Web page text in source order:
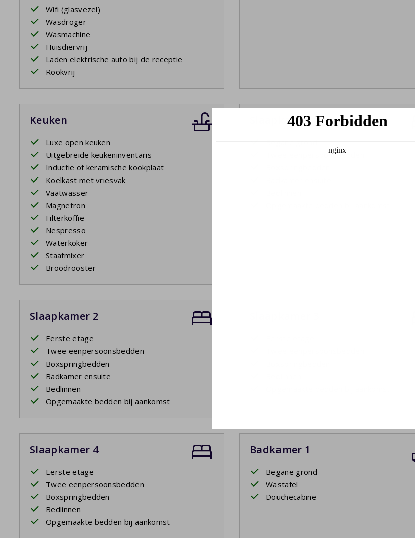
Wifi (glasvezel)
Wasdroger
Wasmachine
Huisdiervrij
Laden elektrische auto bij de receptie
Rookvrij
Keuken
Luxe open keuken
Uitgebreide keukeninventaris
Inductie of keramische kookplaat
Koelkast met vriesvak
Vaatwasser
Magnetron
Filterkoffie
Nespresso
Waterkoker
Staafmixer
Broodrooster
Slaapkamer 1
Begane grond
Twee eenpersoonsbedden
Slaapkamer 2
Eerste etage
Twee eenpersoonsbedden
Boxspringbedden
Badkamer ensuite
Bedlinnen
Opgemaakte bedden bij aankomst
Slaapkamer 4
Eerste etage
Twee eenpersoonsbedden
Boxspringbedden
Bedlinnen
Opgemaakte bedden bij aankomst
Badkamer 1
Begane grond
Wastafel
Douchecabine